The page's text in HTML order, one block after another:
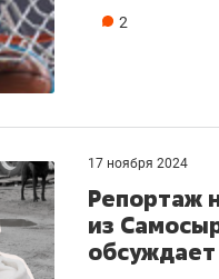
2
17 ноября 2024
Репортаж
из